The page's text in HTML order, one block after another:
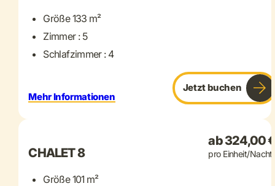
Größe 133 m²
Zimmer : 5
Schlafzimmer : 4
Mehr Informationen
Jetzt buchen
+ 14 mehr
CHALET 8
Größe 101 m²
ab 324,00
pro Einheit/Nacht